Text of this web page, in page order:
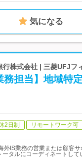
気になる
行株式会社 | 三菱UFJフ
務担当】地域特
2日制 リモートワーク可
外IS業務の営業または顧客
ータルにコーディネートして